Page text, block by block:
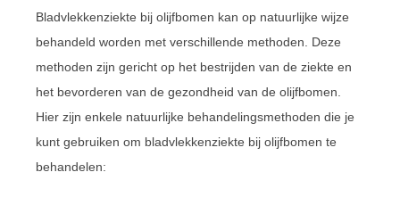
Bladvlekkenziekte bij olijfbomen kan op natuurlijke wijze
behandeld worden met verschillende methoden. Deze
methoden zijn gericht op het bestrijden van de ziekte en
het bevorderen van de gezondheid van de olijfbomen.
Hier zijn enkele natuurlijke behandelingsmethoden die je
kunt gebruiken om bladvlekkenziekte bij olijfbomen te
behandelen: